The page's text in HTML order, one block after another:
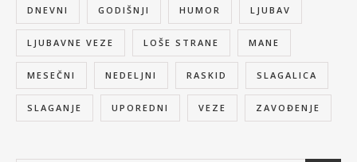
DNEVNI GODIŠNJI HUMOR LJUBAV
LJUBAVNE VEZE LOŠE STRANE MANE
MESEČNI NEDELJNI RASKID SLAGALICA
SLAGANJE UPOREDNI VEZE ZAVOĐENJE